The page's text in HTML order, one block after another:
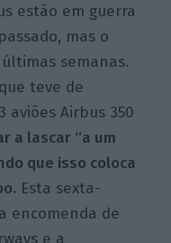
estão em guerra
mas o
semanas.
teve de
aviões Airbus 350
a lascar “a um
que isso coloca
Esta sexta-
encomenda de
e a